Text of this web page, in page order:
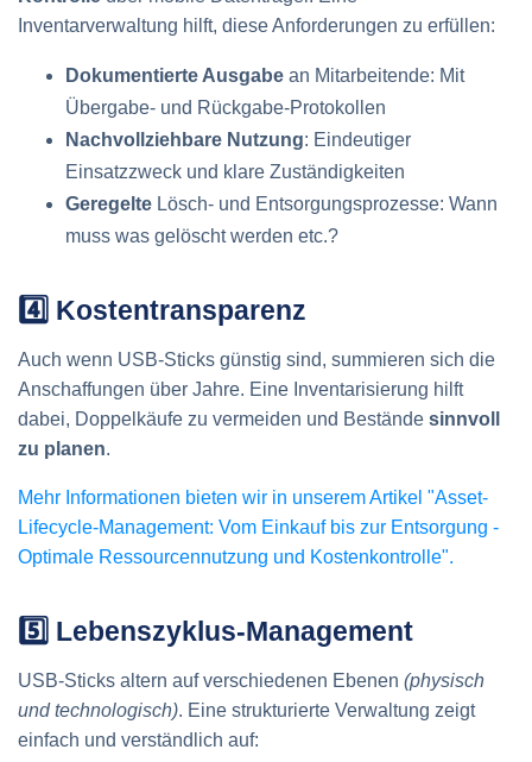
Inventarverwaltung hilft, diese Anforderungen zu erfüllen:
Dokumentierte Ausgabe an Mitarbeitende: Mit
Übergabe- und Rückgabe-Protokollen
Nachvollziehbare Nutzung: Eindeutiger
Einsatzzweck und klare Zuständigkeiten
Geregelte Lösch- und Entsorgungsprozesse: Wann
muss was gelöscht werden etc.?
4️⃣ Kostentransparenz
Auch wenn USB-Sticks günstig sind, summieren sich die
Anschaffungen über Jahre. Eine Inventarisierung hilft
dabei, Doppelkäufe zu vermeiden und Bestände sinnvoll
zu planen.
Mehr Informationen bieten wir in unserem Artikel "Asset-
Lifecycle-Management: Vom Einkauf bis zur Entsorgung -
Optimale Ressourcennutzung und Kostenkontrolle".
5️⃣ Lebenszyklus-Management
USB-Sticks altern auf verschiedenen Ebenen (physisch
und technologisch). Eine strukturierte Verwaltung zeigt
einfach und verständlich auf: